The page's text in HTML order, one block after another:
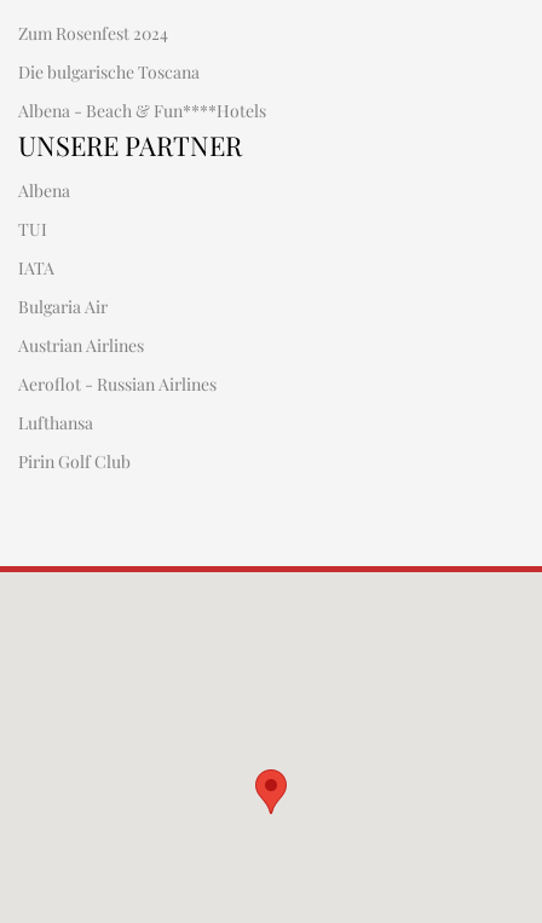
Zum Rosenfest 2024
Die bulgarische Toscana
Albena - Beach & Fun****Hotels
UNSERE PARTNER
Albena
TUI
IATA
Bulgaria Air
Austrian Airlines
Aeroflot - Russian Airlines
Lufthansa
Pirin Golf Club